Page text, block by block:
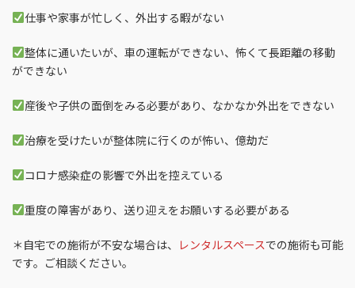
仕事や家事が忙しく、外出する暇がない
整体に通いたいが、車の運転ができない、怖くて長距離の移動
ができない
産後や子供の面倒をみる必要があり、なかなか外出をできない
治療を受けたいが整体院に行くのが怖い、億劫だ
コロナ感染症の影響で外出を控えている
重度の障害があり、送り迎えをお願いする必要がある
＊自宅での施術が不安な場合は、 レンタルスペースでの施術も可能
です。ご相談ください。